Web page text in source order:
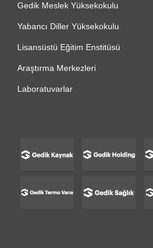
Gedik Meslek Yüksekokulu
Yabancı Diller Yüksekokulu
Lisansüstü Eğitim Enstitüsü
Araştırma Merkezleri
Laboratuvarlar